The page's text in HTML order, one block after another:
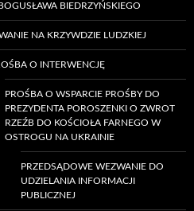
BIEDRZYŃSKIEGO
NA KRZYWDZIE LUDZKIEJ
O INTERWENCJĘ
PROŚBA O WSPARCIE PROŚBY DO
PREZYDENTA POROSZENKI O ZWROT
RZEŹB DO KOŚCIOŁA FARNEGO W
OSTROGU NA UKRAINIE
PRZEDSĄDOWE WEZWANIE DO
UDZIELANIA INFORMACJI
PUBLICZNEJ